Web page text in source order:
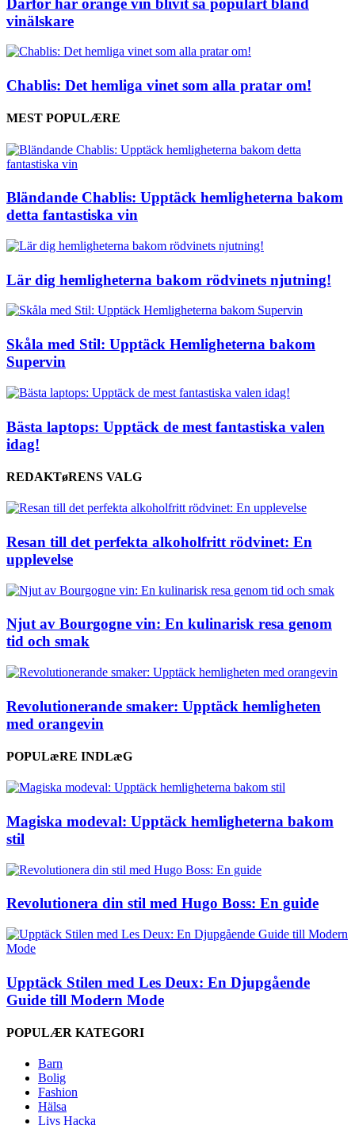
vinälskare
Chablis: Det hemliga vinet som alla pratar om!
MEST POPULÆRE
Bländande Chablis: Upptäck hemligheterna bakom
detta fantastiska vin
Lär dig hemligheterna bakom rödvinets njutning!
Skåla med Stil: Upptäck Hemligheterna bakom
Supervin
Bästa laptops: Upptäck de mest fantastiska valen
idag!
REDAKTøRENS VALG
Resan till det perfekta alkoholfritt rödvinet: En
upplevelse
Njut av Bourgogne vin: En kulinarisk resa genom
tid och smak
Revolutionerande smaker: Upptäck hemligheten
med orangevin
POPULæRE INDLæG
Magiska modeval: Upptäck hemligheterna bakom
stil
Revolutionera din stil med Hugo Boss: En guide
Upptäck Stilen med Les Deux: En Djupgående
Guide till Modern Mode
POPULÆR KATEGORI
Barn
Bolig
Fashion
Hälsa
Livs Hacka